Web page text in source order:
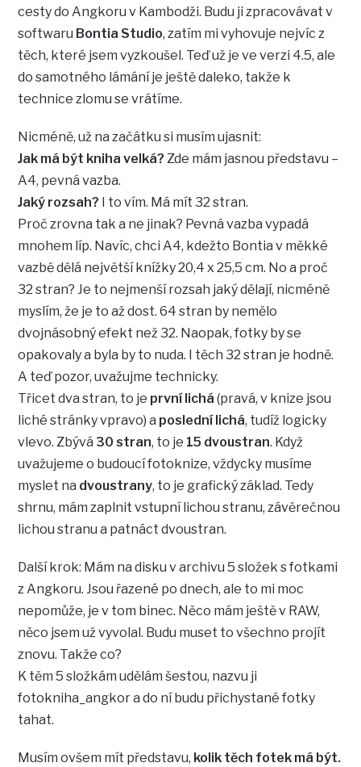
cesty do Angkoru v Kambodži. Budu ji zpracovávat v
softwaru Bontia Studio, zatím mi vyhovuje nejvíc z
těch, které jsem vyzkoušel. Teď už je ve verzi 4.5, ale
do samotného lámání je ještě daleko, takže k
technice zlomu se vrátíme.
Nicméně, už na začátku si musím ujasnit:
Jak má být kniha velká?Zde mám jasnou představu –
A4, pevná vazba.
Jaký rozsah?
I to vím. Má mít 32 stran.
Proč zrovna tak a ne jinak? Pevná vazba vypadá
mnohem líp. Navíc, chci A4, kdežto Bontia v měkké
vazbě dělá největší knížky 20,4 x 25,5 cm. No a proč
32 stran? Je to nejmenší rozsah jaký dělají, nicméně
myslím, že je to až dost. 64 stran by nemělo
dvojnásobný efekt než 32. Naopak, fotky by se
opakovaly a byla by to nuda. I těch 32 stran je hodně.
A teď pozor, uvažujme technicky.
Třicet dva stran, to je první lichá(pravá, v knize jsou
liché stránky vpravo) a poslední lichá, tudíž logicky
vlevo. Zbývá 30 stran, to je 15 dvoustran. Když
uvažujeme o budoucí fotoknize, vždycky musíme
myslet na dvoustrany, to je grafický základ. Tedy
shrnu, mám zaplnit vstupní lichou stranu, závěrečnou
lichou stranu a patnáct dvoustran.
Další krok: Mám na disku v archivu 5 složek s fotkami
z Angkoru. Jsou řazené po dnech, ale to mi moc
nepomůže, je v tom binec. Něco mám ještě v RAW,
něco jsem už vyvolal. Budu muset to všechno projít
znovu. Takže co?
K těm 5 složkám udělám šestou, nazvu ji
fotokniha_angkor a do ní budu přichystané fotky
tahat.
Musím ovšem mít představu, kolik těch fotek má být.